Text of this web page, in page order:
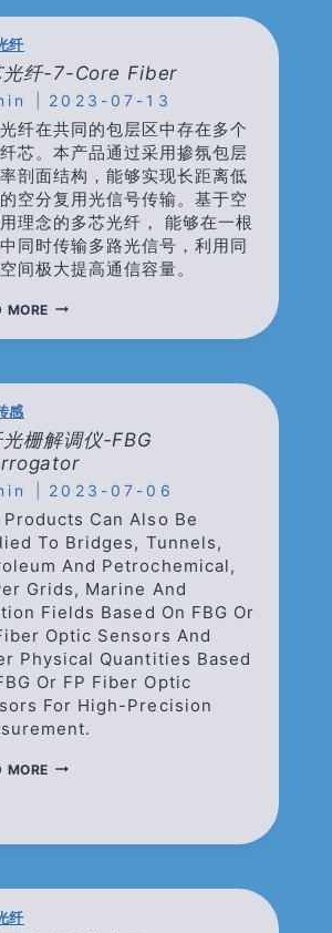
纤
光纤-7-Core Fiber
2023-07-13
纤在共同的包层区中存在多个
芯。本产品通过采用掺氛包层
剖面结构，能够实现长距离低
空分复用光信号传输。基于空
理念的多芯光纤， 能够在一根
同时传输多路光信号，利用同
间极大提高通信容量。
MORE七
光
CORE
感
光栅解调仪-FBG
2023-07-06
Can Also Be
To Bridges, Tunnels,
And Petrochemical,
Grids, Marine And
Fields Based On FBG Or
Optic Sensors And
Physical Quantities Based
Or FP Fiber Optic
For High-Precision
MORE光
纤